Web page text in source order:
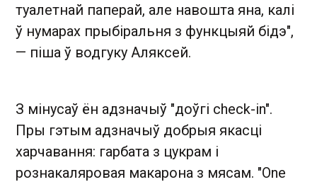
туалетнай паперай, але навошта яна, калі
ў нумарах прыбіральня з функцыяй бідэ",
— піша ў водгуку Аляксей.
З мінусаў ён адзначыў "доўгі check-in".
Пры гэтым адзначыў добрыя якасці
харчавання: гарбата з цукрам і
рознакаляровая макарона з мясам. "One